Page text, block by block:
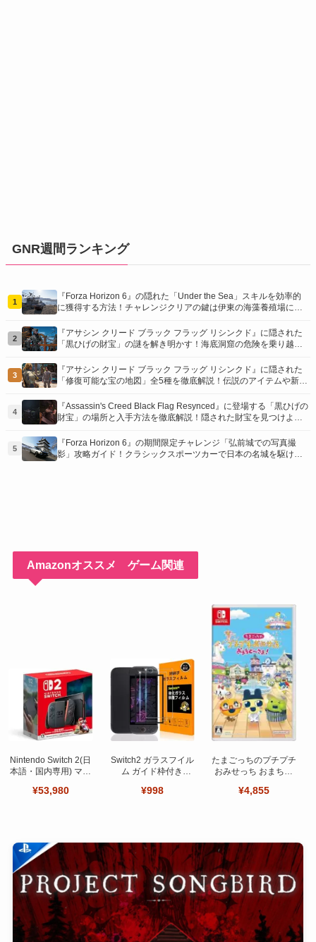
GNR週間ランキング
1
『Forza Horizon 6』の隠れた「Under the Sea」スキルを効率的
に獲得する方法！チャレンジクリアの鍵は伊東の海藻養殖場にあ
2
『アサシン クリード ブラック フラッグ リシンクド』に隠された
「黒ひげの財宝」の謎を解き明かす！海底洞窟の危険を乗り越
3
『アサシン クリード ブラック フラッグ リシンクド』に隠された
「修復可能な宝の地図」全5種を徹底解説！伝説のアイテムや新衣
介！
4
『Assassin's Creed Black Flag Resynced』に登場する「黒ひげの
財宝」の場所と入手方法を徹底解説！隠された財宝を見つけよ
5
『Forza Horizon 6』の期間限定チャレンジ「弘前城での写真撮
影」攻略ガイド！クラシックスポーツカーで日本の名城を駆け巡
Amazonオススメ ゲーム関連
Nintendo Switch 2(日
本語・国内専用) マリ
ット
¥53,980
Switch2 ガラスフイル
ム ガイド枠付き
ット 日本旭硝子製-高
¥998
たまごっちのプチプチ
おみせっち おまちど
¥4,855